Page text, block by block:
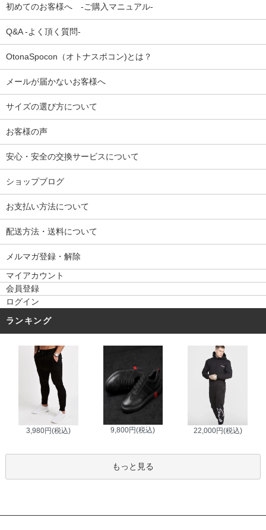
初めてのお客様へ -ご購入マニュアル-
Q&A -よく頂く質問-
OtonaSpocon（オトナスポコン)とは？
メールが届かないお客様へ
サイズの選び方について
お客様の声
安心・安全の交換サービスについて
ショップブログ
お支払い方法について
配送方法・送料について
メルマガ登録・解除
マイアカウント
会員登録
ログイン
ランキング
3,980円(税込) 9,800円(税込) 22,000円(税込)
もっと見る